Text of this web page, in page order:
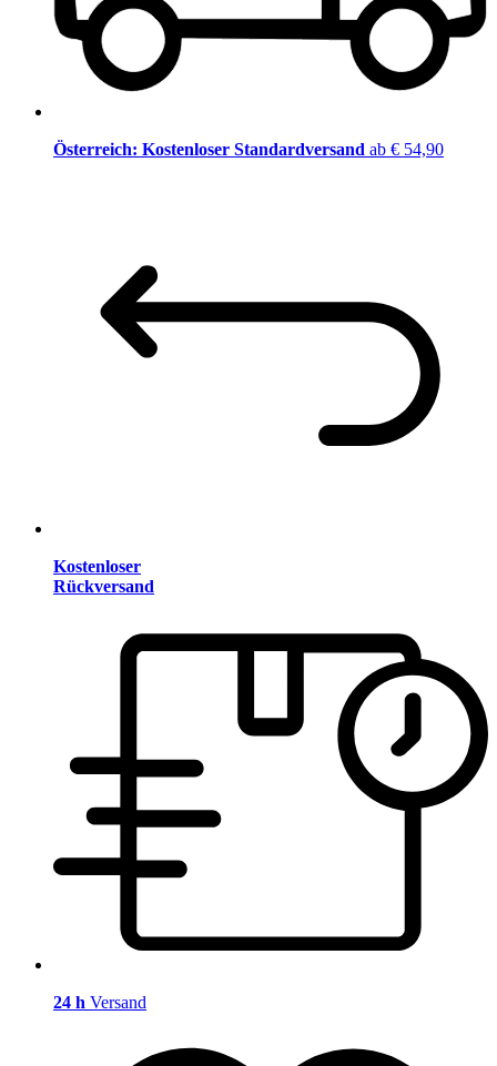
Österreich: Kostenloser Standardversand ab € 54,90
Kostenloser
Rückversand
24 h Versand